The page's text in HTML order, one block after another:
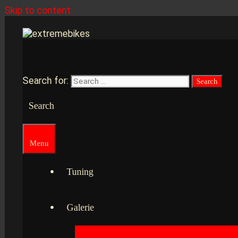
Skip to content
Search for:
Search
Menu
Tuning
Galerie